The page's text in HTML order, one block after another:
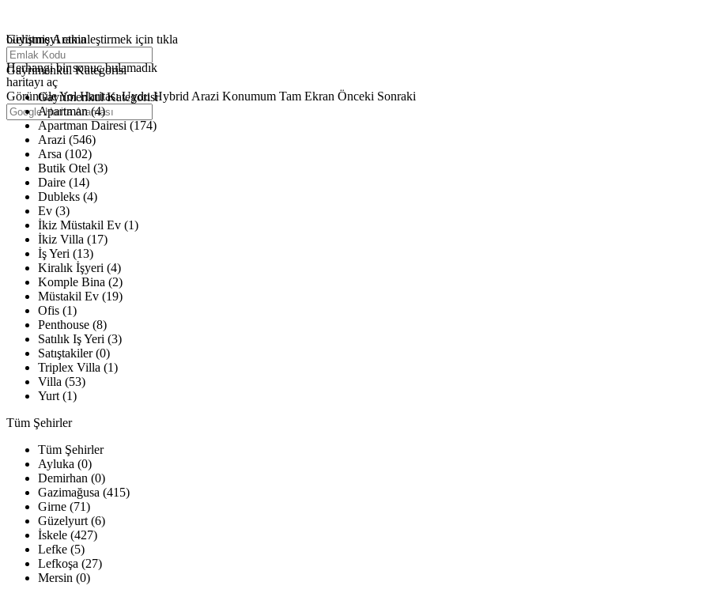
büyütmeyi etkinleştirmek için tıkla
Haritalar yükleniyor
Herhangi bir sonuç bulamadık
haritayı aç
GörüntüleYol Haritası Uydu Hybrid Arazi Konumum Tam Ekran Önceki Sonraki
Gelişmiş Arama
Gayrimenkul Kategorisi
Gayrimenkul Kategorisi
Apartman (4)
Apartman Dairesi (174)
Arazi (546)
Arsa (102)
Butik Otel (3)
Daire (14)
Dubleks (4)
Ev (3)
İkiz Müstakil Ev (1)
İkiz Villa (17)
İş Yeri (13)
Kiralık İşyeri (4)
Komple Bina (2)
Müstakil Ev (19)
Ofis (1)
Penthouse (8)
Satılık Iş Yeri (3)
Satıştakiler (0)
Triplex Villa (1)
Villa (53)
Yurt (1)
Tüm Şehirler
Tüm Şehirler
Ayluka (0)
Demirhan (0)
Gazimağusa (415)
Girne (71)
Güzelyurt (6)
İskele (427)
Lefke (5)
Lefkoşa (27)
Mersin (0)